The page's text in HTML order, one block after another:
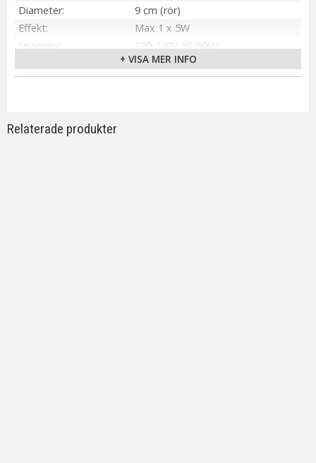
Diameter
9 cm (rör)
Effekt
Max 1 x 5W
Spänning
220-240V,50/60Hz
Stål, Svart/Guld
Ljuskälla
Ingår 5W LED
Lumen
+ VISA MER INFO
Relaterade produkter